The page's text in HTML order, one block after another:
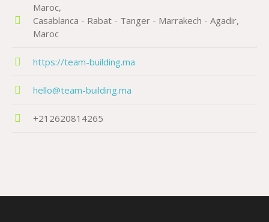
Maroc
Casablanca - Rabat - Tanger - Marrakech - Agadir
Maroc
https://team-building.ma
hello@team-building.ma
+212620814265